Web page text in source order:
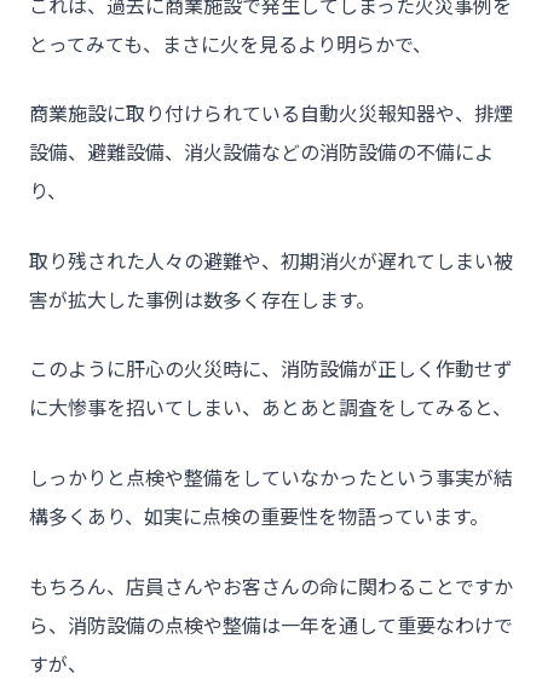
- 不動産管理会社様・アパートマンションオーナー様
- お客様の声
- 施工事例
とってみても、まさに火を見るより明らかで、
商業施設に取り付けられている自動火災報知器や、排煙
設備、避難設備、消火設備などの消防設備の不備によ
り、
取り残された人々の避難や、初期消火が遅れてしまい被
害が拡大した事例は数多く存在します。
このように肝心の火災時に、消防設備が正しく作動せず
に大惨事を招いてしまい、あとあと調査をしてみると、
しっかりと点検や整備をしていなかったという事実が結
構多くあり、如実に点検の重要性を物語っています。
もちろん、店員さんやお客さんの命に関わることですか
ら、消防設備の点検や整備は一年を通して重要なわけで
すが、